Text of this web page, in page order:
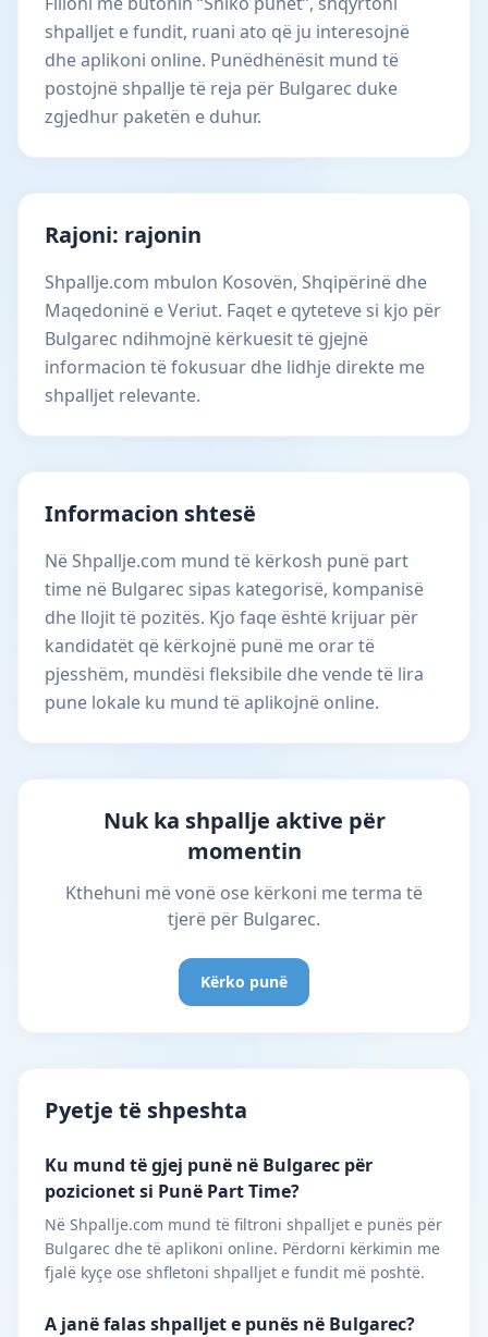
shpalljet e fundit, ruani ato që ju interesojnë
dhe aplikoni online. Punëdhënësit mund të
postojnë shpallje të reja për Bulgarec duke
zgjedhur paketën e duhur.
Rajoni: rajonin
Shpallje.com mbulon Kosovën, Shqipërinë dhe
Maqedoninë e Veriut. Faqet e qyteteve si kjo për
Bulgarec ndihmojnë kërkuesit të gjejnë
informacion të fokusuar dhe lidhje direkte me
shpalljet relevante.
Informacion shtesë
Në Shpallje.com mund të kërkosh punë part
time në Bulgarec sipas kategorisë, kompanisë
dhe llojit të pozitës. Kjo faqe është krijuar për
kandidatët që kërkojnë punë me orar të
pjesshëm, mundësi fleksibile dhe vende të lira
pune lokale ku mund të aplikojnë online.
Nuk ka shpallje aktive për
momentin
Kthehuni më vonë ose kërkoni me terma të
tjerë për Bulgarec.
Kërko punë
Pyetje të shpeshta
Ku mund të gjej punë në Bulgarec për
pozicionet si Punë Part Time?
Në Shpallje.com mund të filtroni shpalljet e punës për
Bulgarec dhe të aplikoni online. Përdorni kërkimin me
fjalë kyçe ose shfletoni shpalljet e fundit më poshtë.
A janë falas shpalljet e punës në Bulgarec?